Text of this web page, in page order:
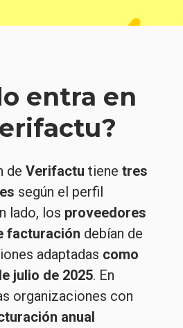
entra en
de Verifactu tiene tres
según el perfil
lado, los proveedores
facturación debían de
adaptadas como
julio de 2025. En
organizaciones con
anual